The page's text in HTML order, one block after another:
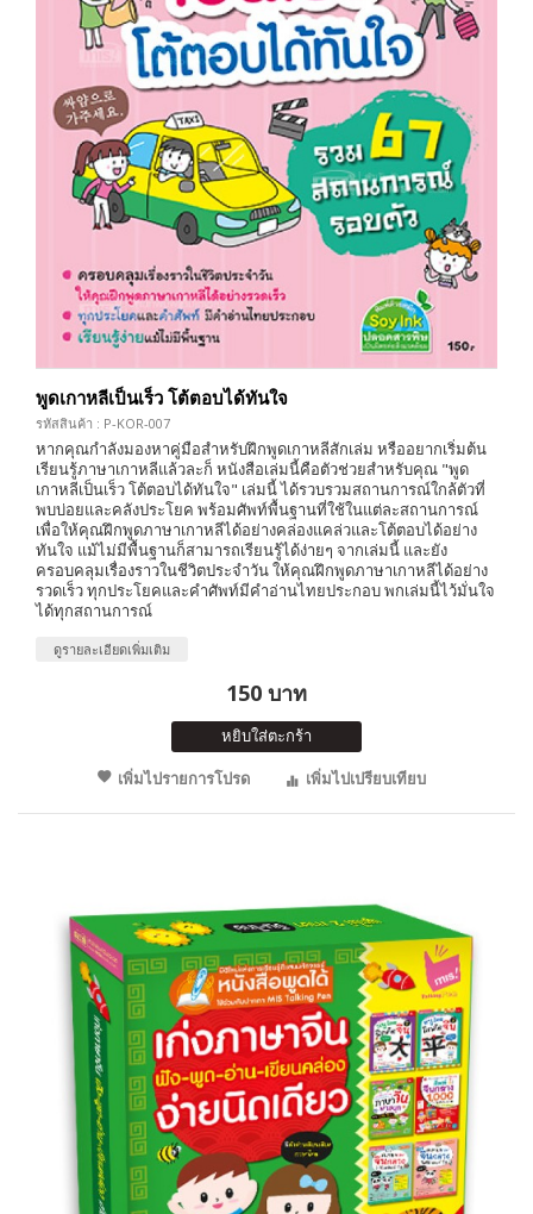
พูดเกาหลีเป็นเร็ว โต้ตอบได้ทันใจ
รหัสสินค้า : P-KOR-007
หากคุณกำลังมองหาคู่มือสำหรับฝึกพูดเกาหลีสักเล่ม หรืออยากเริ่มต้น
เรียนรู้ภาษาเกาหลีแล้วละก็ หนังสือเล่มนี้คือตัวช่วยสำหรับคุณ "พูด
เกาหลีเป็นเร็ว โต้ตอบได้ทันใจ" เล่มนี้ ได้รวบรวมสถานการณ์ใกล้ตัวที่
พบบ่อยและคลังประโยค พร้อมศัพท์พื้นฐานที่ใช้ในแต่ละสถานการณ์
เพื่อให้คุณฝึกพูดภาษาเกาหลีได้อย่างคล่องแคล่วและโต้ตอบได้อย่าง
ทันใจ แม้ไม่มีพื้นฐานก็สามารถเรียนรู้ได้ง่ายๆ จากเล่มนี้ และยัง
ครอบคลุมเรื่องราวในชีวิตประจำวัน ให้คุณฝึกพูดภาษาเกาหลีได้อย่าง
รวดเร็ว ทุกประโยคและคำศัพท์มีคำอ่านไทยประกอบ พกเล่มนี้ไว้มั่นใจ
ได้ทุกสถานการณ์
ดูรายละเอียดเพิ่มเติม
150 บาท
หยิบใส่ตะกร้า
เพิ่มไปรายการโปรด
เพิ่มไปเปรียบเทียบ